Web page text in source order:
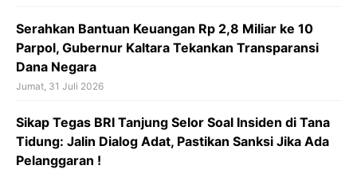
Serahkan Bantuan Keuangan Rp 2,8 Miliar ke 10
Parpol, Gubernur Kaltara Tekankan Transparansi
Dana Negara
Jumat, 31 Juli 2026
Sikap Tegas BRI Tanjung Selor Soal Insiden di Tana
Tidung: Jalin Dialog Adat, Pastikan Sanksi Jika Ada
Pelanggaran !